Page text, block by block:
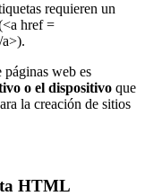
requieren un
href =
web es
o el dispositivo que
la creación de sitios
HTML